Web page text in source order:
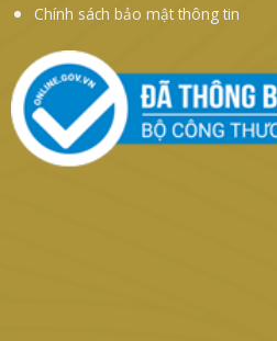
Chính sách bảo mật thông tin